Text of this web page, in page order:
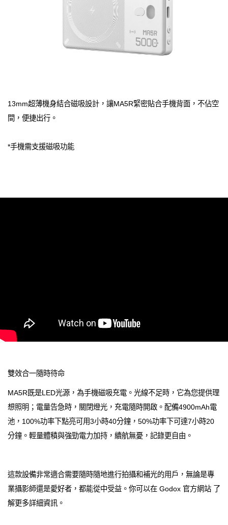
13mm超薄機身結合磁吸設計，讓MA5R​​緊密貼合手機背面，不佔空
間，便捷出行。
*手機需支援磁吸功能
雙效合一隨時待命
MA5R既是LED光源，為手機磁吸充電。光線不足時，它為您提供理
想照明；電量告急時，關閉燈光，充電隨時開啟。配備4900mAh電
池，100%功率下點亮可用3小時40分鐘，50%功率下可達7小時20
分鐘。輕量體積與強勁電力加持，續航無憂，記錄更自由。
這款設備非常適合需要隨時隨地進行拍攝和補光的用戶，無論是專
業攝影師還是愛好者，都能從中受益。你可以在 Godox 官方網站 了
解更多詳細資訊。